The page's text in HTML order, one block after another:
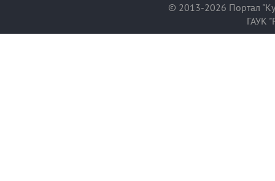
© 2013-2026 Портал
ГАУК